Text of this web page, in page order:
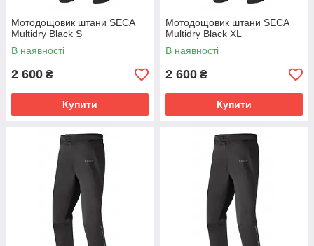
Мотодощовик штани SECA
Multidry Black S
В наявності
2 600 ₴
Купити
Мотодощовик штани SECA
Multidry Black XL
В наявності
2 600 ₴
Купити